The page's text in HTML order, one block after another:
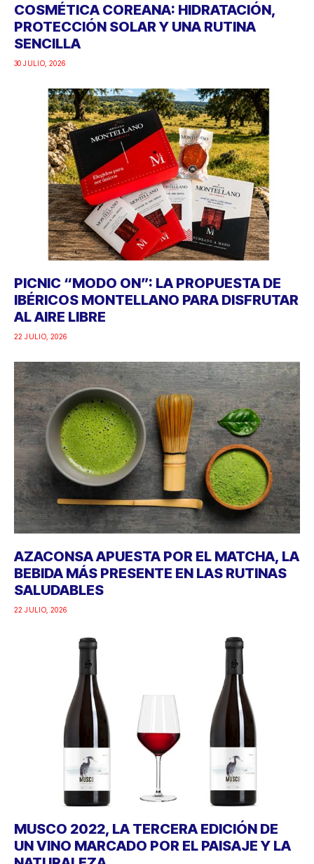
COSMÉTICA COREANA: HIDRATACIÓN,
PROTECCIÓN SOLAR Y UNA RUTINA
SENCILLA
30 JULIO, 2026
PICNIC “MODO ON”: LA PROPUESTA DE
IBÉRICOS MONTELLANO PARA DISFRUTAR
AL AIRE LIBRE
22 JULIO, 2026
AZACONSA APUESTA POR EL MATCHA, LA
BEBIDA MÁS PRESENTE EN LAS RUTINAS
SALUDABLES
22 JULIO, 2026
MUSCO 2022, LA TERCERA EDICIÓN DE
UN VINO MARCADO POR EL PAISAJE Y LA